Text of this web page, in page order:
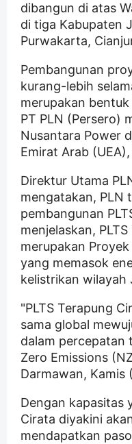
dibangun di atas
di tiga Kabupaten
Purwakarta,
Pembangunan
kurang-lebih
merupakan
PT PLN (Persero)
Nusantara Power
Emirat Arab
Direktur Utama
mengatakan, PLN
pembangunan
menjelaskan,
merupakan
yang memasok
kelistrikan wilayah
"PLTS Terapung
sama global
dalam percepatan
Zero Emissions
Darmawan, Kamis
Dengan kapasitas
Cirata diyakini
mendapatkan